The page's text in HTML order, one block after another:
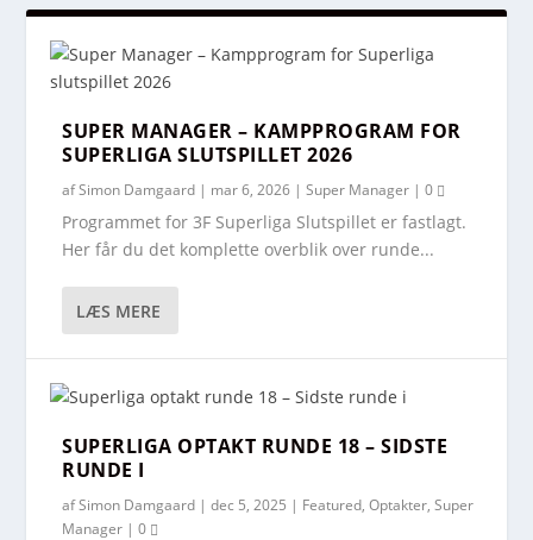
FORVENTET STARTOPSTILLING SUPERLIGA
2026/27 – RUNDE 3 (FCM, FCK, FCN OG AGF
SIDDER OVER)
SUPER MANAGER – KAMPPROGRAM FOR
SUPERLIGA SLUTSPILLET 2026
afSimon Damgaard | mar 6, 2026 |Super Manager |0
Programmet for 3F Superliga Slutspillet er fastlagt.
Her får du det komplette overblik over runde...
LÆS MERE
SUPERLIGA OPTAKT RUNDE 18 – SIDSTE
RUNDE I
afSimon Damgaard |dec 5, 2025 | Featured,Optakter,Super
Manager |0